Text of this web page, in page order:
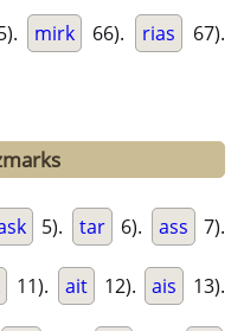
mirk 66). rias 67).
5). tar 6). ass 7).
11). ait 12). ais 13).